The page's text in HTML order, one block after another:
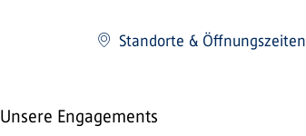
Standorte & Öffnungszeiten
Unsere Engagements